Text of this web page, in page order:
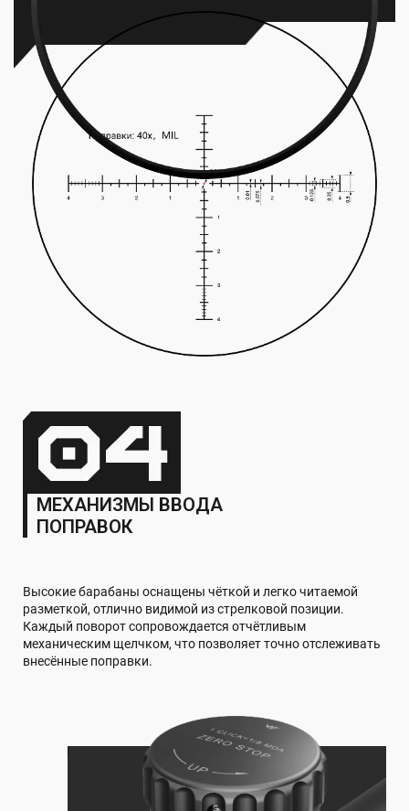
МЕХАНИЗМЫ ВВОДА
ПОПРАВОК
Высокие барабаны оснащены чёткой и легко читаемой
разметкой, отлично видимой из стрелковой позиции.
Каждый поворот сопровождается отчётливым
механическим щелчком, что позволяет точно отслеживать
внесённые поправки.